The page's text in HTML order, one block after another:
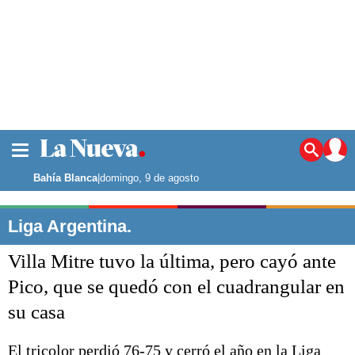
Noticias
La ciudad
Punta Alta
El mundo
Seguridad
Liga del Sur
Bahía Blanca|domingo, 9 de agosto
Liga Argentina.
Villa Mitre tuvo la última, pero cayó ante
Pico, que se quedó con el cuadrangular en
su casa
El tricolor perdió 76-75 y cerró el año en la Liga